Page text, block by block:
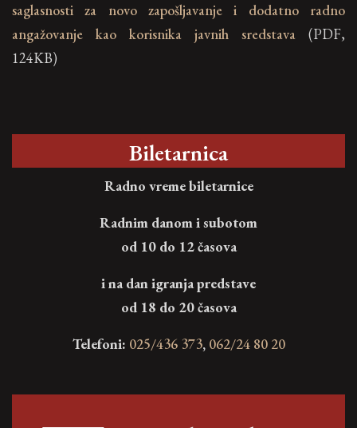
saglasnosti za novo zapošljavanje i dodatno radno
angažovanje kao korisnika javnih sredstava (PDF,
124KB)
Biletarnica
Radno vreme biletarnice
Radnim danom i subotom
od 10 do 12 časova
i na dan igranja predstave
od 18 do 20 časova
Telefoni: 025/436 373, 062/24 80 20